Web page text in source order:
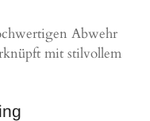
Abwehr
mit stilvollem